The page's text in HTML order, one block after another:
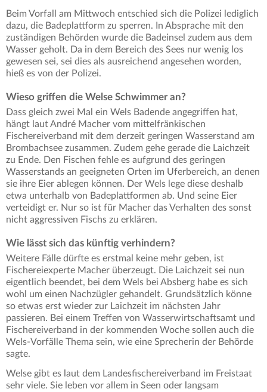
Beim Vorfall am Mittwoch entschied sich die Polizei lediglich
dazu, die Badeplattform zu sperren. In Absprache mit den
zuständigen Behörden wurde die Badeinsel zudem aus dem
Wasser geholt. Da in dem Bereich des Sees nur wenig los
gewesen sei, sei dies als ausreichend angesehen worden,
hieß es von der Polizei.
Wieso griffen die Welse Schwimmer an?
Dass gleich zwei Mal ein Wels Badende angegriffen hat,
hängt laut André Macher vom mittelfränkischen
Fischereiverband mit dem derzeit geringen Wasserstand am
Brombachsee zusammen. Zudem gehe gerade die Laichzeit
zu Ende. Den Fischen fehle es aufgrund des geringen
Wasserstands an geeigneten Orten im Uferbereich, an denen
sie ihre Eier ablegen können. Der Wels lege diese deshalb
etwa unterhalb von Badeplattformen ab. Und seine Eier
verteidigt er. Nur so ist für Macher das Verhalten des sonst
nicht aggressiven Fischs zu erklären.
Wie lässt sich das künftig verhindern?
Weitere Fälle dürfte es erstmal keine mehr geben, ist
Fischereiexperte Macher überzeugt. Die Laichzeit sei nun
eigentlich beendet, bei dem Wels bei Absberg habe es sich
wohl um einen Nachzügler gehandelt. Grundsätzlich könne
so etwas erst wieder zur Laichzeit im nächsten Jahr
passieren. Bei einem Treffen von Wasserwirtschaftsamt und
Fischereiverband in der kommenden Woche sollen auch die
Wels-Vorfälle Thema sein, wie eine Sprecherin der Behörde
sagte.
Welse gibt es laut dem Landesfischereiverband im Freistaat
sehr viele. Sie leben vor allem in Seen oder langsam